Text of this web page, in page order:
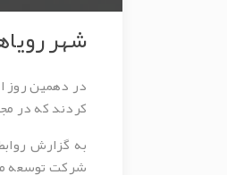
شهر
کردند که در مجموع 10 روز نخست، این شرکت میزبان نزدیک به 145
به گزارش